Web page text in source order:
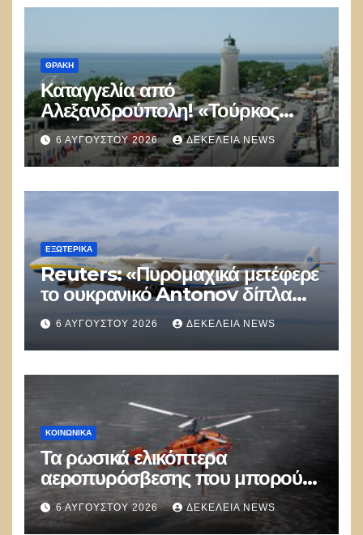
Διευρύνεται
ΘΡΆΚΗ
Καταγγελία από
Αλεξανδρούπολη! «Τούρκος
αστυνομικός επέδειξε ταυτότητα
και έκανε υποδείξεις σε Έλληνα
πολίτη»
6 ΑΥΓΟΎΣΤΟΥ 2026 ΔΕΚΈΛΕΙΑ NEWS
ΕΞΩΤΕΡΙΚΑ
Reuters: «Πυρομαχικά μετέφερε
το ουκρανικό Antonov δίπλα
στο οποίο βρέθηκε το drone στη
Λειψία»
6 ΑΥΓΟΎΣΤΟΥ 2026 ΔΕΚΈΛΕΙΑ NEWS
ΚΟΙΝΩΝΙΚΑ
Τα ρωσικά ελικόπτερα
αεροπυρόσβεσης που μπορούν
να ρίχνουν 5 τόνους νερού με 8
μποφόρ
6 ΑΥΓΟΎΣΤΟΥ 2026 ΔΕΚΈΛΕΙΑ NEWS